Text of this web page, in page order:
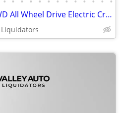
2024 Tesla Cybertruck AWD All Wheel Drive Electric Crew Cab